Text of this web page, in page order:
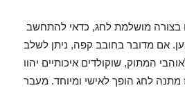
בצורה מושלמת לחג, כדאי להתחשב
אם מדובר בחובב קפה, ניתן לשלב
המתוק, שוקולדים איכותיים יהוו
לחג הופך לאישי ומיוחד. מעבר